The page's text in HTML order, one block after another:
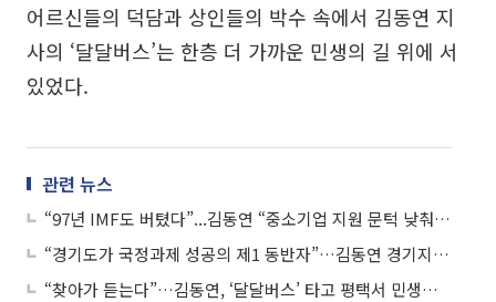
어르신들의 덕담과 상인들의 박수 속에서 김동연 지
사의 ‘달달버스’는 한층 더 가까운 민생의 길 위에 서
있었다.
관련 뉴스
“97년 IMF도 버텼다”...김동연 “중소기업 지원 문턱 낮춰, 살아남아야 기회온다”
“경기도가 국정과제 성공의 제1 동반자”…김동연 경기지사, 자신감 표명
“찾아가 듣는다”…김동연, ‘달달버스’ 타고 평택서 민생경제투어 첫발